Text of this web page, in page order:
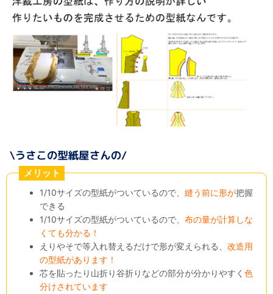
メリット
1/10サイズの型紙がついているので、縫う前に形が把握
できる
1/10サイズの型紙がついているので、布の量が計算しな
くても分かる！
えりやそで等入れ替えるだけで形が変えられる、改造用
の型紙があります！
芯を貼ったり山折り谷折りなどの部分が分かりやすく色
分けされています